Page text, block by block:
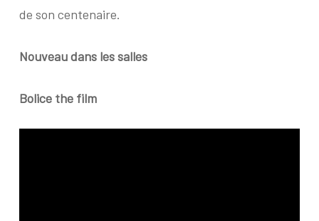
de son centenaire.
Nouveau dans les salles
Bolice the film